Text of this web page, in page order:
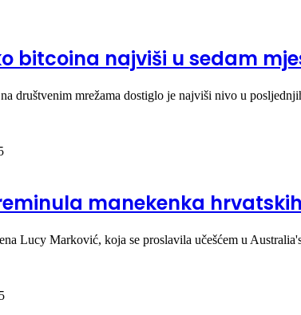
bitcoina najviši u sedam
društvenim mrežama dostiglo je najviši nivo u
manekenka
Lucy Marković, koja se proslavila učešćem u